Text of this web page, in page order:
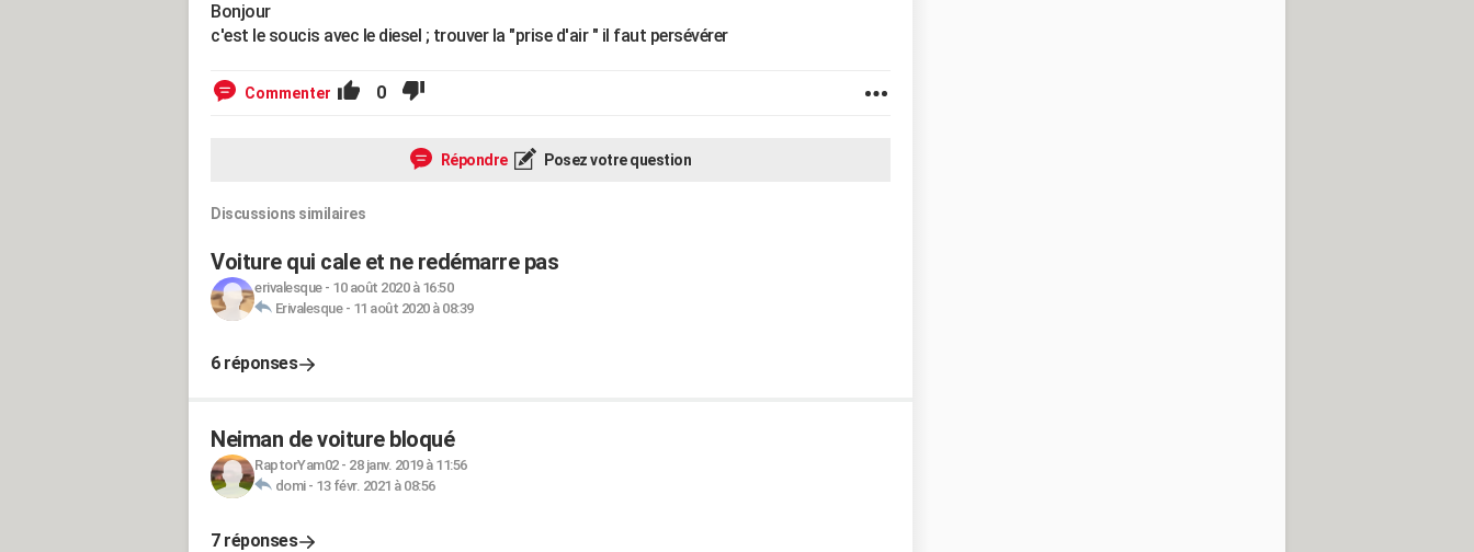
Bonjour
c'est le soucis avec le diesel ; trouver la "prise d'air " il faut persévérer
Commenter 0
Répondre Posez votre question
Discussions similaires
Voiture qui cale et ne redémarre pas
erivalesque- 10 août 2020 à 16:50
Erivalesque- 11 août 2020 à 08:39
6 réponses
Neiman de voiture bloqué
RaptorYam02- 28 janv. 2019 à 11:56
domi- 13 févr. 2021 à 08:56
7 réponses